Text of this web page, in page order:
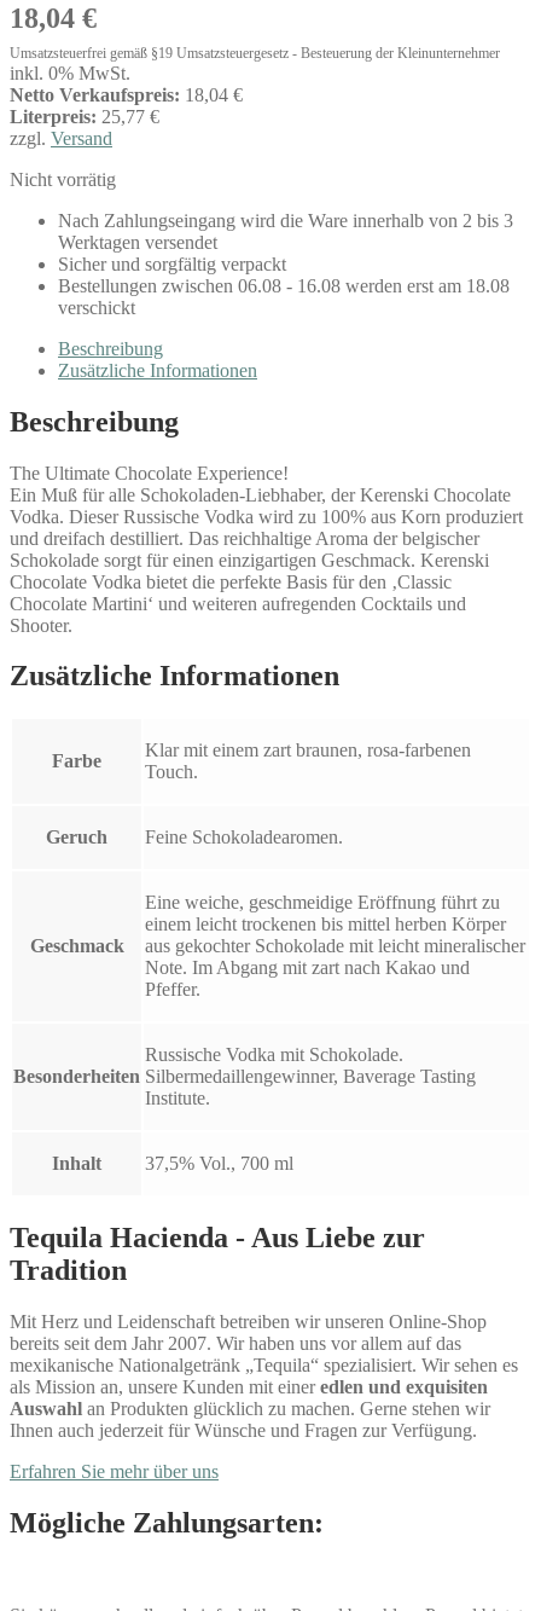
18,04 €
Umsatzsteuerfrei gemäß §19 Umsatzsteuergesetz - Besteuerung der Kleinunternehmer
inkl. 0% MwSt.
Netto Verkaufspreis: 18,04 €
Literpreis: 25,77 €
zzgl. Versand
Nicht vorrätig
Nach Zahlungseingang wird die Ware innerhalb von 2 bis 3
Werktagen versendet
Sicher und sorgfältig verpackt
Bestellungen zwischen 06.08 - 16.08 werden erst am 18.08
verschickt
Beschreibung
Zusätzliche Informationen
Beschreibung
The Ultimate Chocolate Experience!
Ein Muß für alle Schokoladen-Liebhaber, der Kerenski Chocolate
Vodka. Dieser Russische Vodka wird zu 100% aus Korn produziert
und dreifach destilliert. Das reichhaltige Aroma der belgischer
Schokolade sorgt für einen einzigartigen Geschmack. Kerenski
Chocolate Vodka bietet die perfekte Basis für den ‚Classic
Chocolate Martini‘ und weiteren aufregenden Cocktails und
Shooter.
Zusätzliche Informationen
Farbe
Klar mit einem zart braunen, rosa-farbenen
Touch.
Geruch Feine Schokoladearomen.
Geschmack
Eine weiche, geschmeidige Eröffnung führt zu
einem leicht trockenen bis mittel herben Körper
aus gekochter Schokolade mit leicht mineralischer
Note. Im Abgang mit zart nach Kakao und
Pfeffer.
Besonderheiten
Russische Vodka mit Schokolade.
Silbermedaillengewinner, Baverage Tasting
Institute.
Inhalt 37,5% Vol., 700 ml
Tequila Hacienda - Aus Liebe zur
Tradition
Mit Herz und Leidenschaft betreiben wir unseren Online-Shop
bereits seit dem Jahr 2007. Wir haben uns vor allem auf das
mexikanische Nationalgetränk „Tequila“ spezialisiert. Wir sehen es
als Mission an, unsere Kunden mit eineredlen und exquisiten
Auswahl an Produkten glücklich zu machen. Gerne stehen wir
Ihnen auch jederzeit für Wünsche und Fragen zur Verfügung.
Erfahren Sie mehr über uns
Mögliche Zahlungsarten: